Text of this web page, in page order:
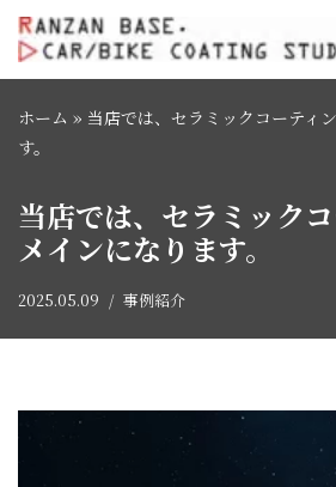
コ
テ
ン
へ
ス
ッ
プ
ホーム » 当店では、セラミックコーティ
す。
当店では、セラミック
メインになります。
2025.05.09 事例紹介